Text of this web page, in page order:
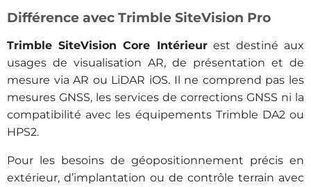
Différence avec Trimble SiteVision Pro
Trimble SiteVision Core Intérieurest destiné aux
usages de visualisation AR, de présentation et de
mesure via AR ou LiDAR iOS. Il ne comprend pas les
mesures GNSS, les services de corrections GNSS ni la
compatibilité avec les équipements Trimble DA2 ou
HPS2.
Pour les besoins de géopositionnement précis en
extérieur, d’implantation ou de contrôle terrain avec